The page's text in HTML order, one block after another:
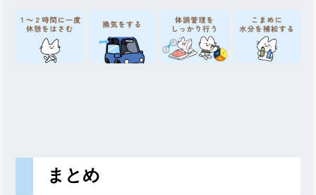
まとめ